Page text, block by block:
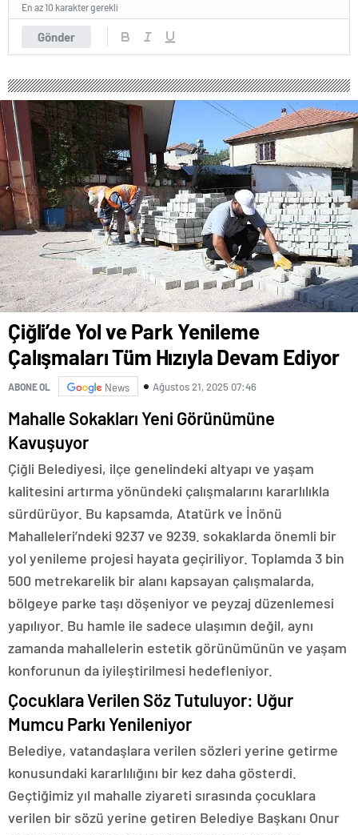
Gönder
En az 10 karakter gerekli
Çiğli’de Yol ve Park Yenileme
Çalışmaları Tüm Hızıyla Devam Ediyor
ABONE OL News Ağustos 21, 2025 07:46
Mahalle Sokakları Yeni Görünümüne
Kavuşuyor
Çiğli Belediyesi, ilçe genelindeki altyapı ve yaşam
kalitesini artırma yönündeki çalışmalarını kararlılıkla
sürdürüyor. Bu kapsamda, Atatürk ve İnönü
Mahalleleri’ndeki 9237 ve 9239. sokaklarda önemli bir
yol yenileme projesi hayata geçiriliyor. Toplamda 3 bin
500 metrekarelik bir alanı kapsayan çalışmalarda,
bölgeye parke taşı döşeniyor ve peyzaj düzenlemesi
yapılıyor. Bu hamle ile sadece ulaşımın değil, aynı
zamanda mahallelerin estetik görünümünün ve yaşam
konforunun da iyileştirilmesi hedefleniyor.
Çocuklara Verilen Söz Tutuluyor: Uğur
Mumcu Parkı Yenileniyor
Belediye, vatandaşlara verilen sözleri yerine getirme
konusundaki kararlılığını bir kez daha gösterdi.
Geçtiğimiz yıl mahalle ziyareti sırasında çocuklara
verilen bir sözü yerine getiren Belediye Başkanı Onur